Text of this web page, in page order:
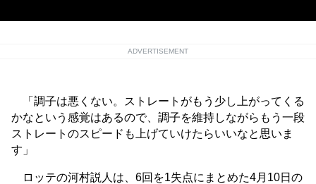
ADVERTISEMENT
「調子は悪くない。ストレートがもう少し上がってくる
かなという感覚はあるので、調子を維持しながらもう一段
ストレートのスピードも上げていけたらいいなと思いま
す」
ロッテの河村説人は、6回を1失点にまとめた4月10日の